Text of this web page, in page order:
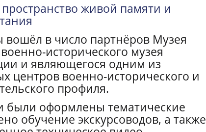
живой памяти и
в число партнёров Музея
исторического музея
и являющегося одним из
центров военно-исторического и
профиля.
были оформлены тематические
обучение экскурсоводов, а также